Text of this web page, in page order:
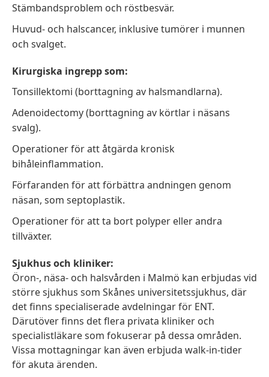
Stämbandsproblem och röstbesvär.
Huvud- och halscancer, inklusive tumörer i munnen
och svalget.
Kirurgiska ingrepp som:
Tonsillektomi (borttagning av halsmandlarna).
Adenoidectomy (borttagning av körtlar i näsans
svalg).
Operationer för att åtgärda kronisk
bihåleinflammation.
Förfaranden för att förbättra andningen genom
näsan, som septoplastik.
Operationer för att ta bort polyper eller andra
tillväxter.
Sjukhus och kliniker:
Öron-, näsa- och halsvården i Malmö kan erbjudas vid
större sjukhus som Skånes universitetssjukhus, där
det finns specialiserade avdelningar för ENT.
Därutöver finns det flera privata kliniker och
specialistläkare som fokuserar på dessa områden.
Vissa mottagningar kan även erbjuda walk-in-tider
för akuta ärenden.